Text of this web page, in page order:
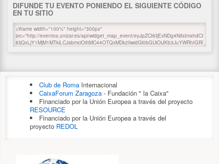
DIFUNDE TU EVENTO PONIENDO EL SIGUIENTE CÓDIGO
EN TU SITIO
Club de Roma Internacional
CaixaForum Zaragoza - Fundación " la Caixa"
Financiado por la Unión Europea a través del proyecto
RESOURCE
Financiado por la Unión Europea a través del
proyecto REDOL